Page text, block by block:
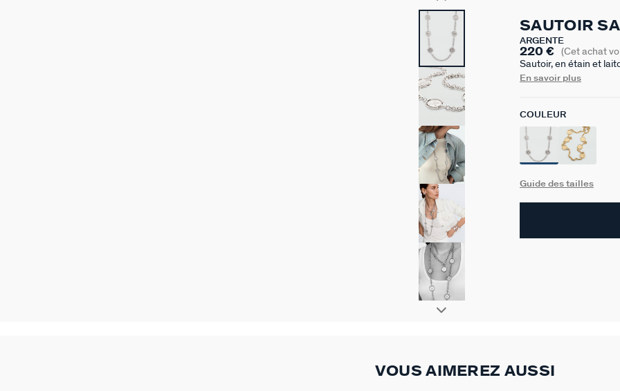
SAUTOIR
ARGENTÉ
220 € (Cet achat
Sautoir, en étain et
côté et le cycle lunaire
puis assemblée
optimales. Un bijou
Les médailles font 25
En savoir plus
COULEUR
Guide des tailles
VOUS AIMEREZ AUSSI